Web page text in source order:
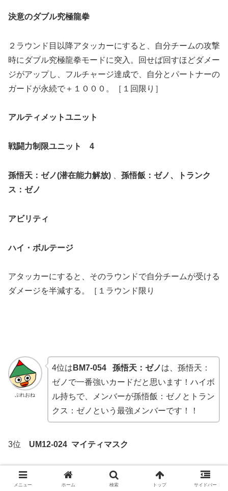
決意のダブル究極龍拳
２ラウンド目以降アタッカーにすると、自分チームの攻撃
時にダブル究極龍拳モードに突入。回せば回すほどダメー
ジがアップし、フルチャージ達成で、自分とパートナーの
ガードが永続で＋１０００。［１回限り］
アルティメットユニット
戦闘力制限ユニット 4
孫悟天：ゼノ(潜在能力解放)
孫悟飯：ゼノ、トランク
ス：ゼノ
アビリティ
ハイ・ボルテージ
アタッカーにすると、そのラウンドで自分チームが受ける
ダメージを半減する。［１ラウンド限り
ぷれおね
4位は BM7-054 孫悟天：ゼノは、孫悟天：
ゼノで一番強いカードだと思います！ハイボ
ル持ちで、メンバーが孫悟飯：ゼノとトラン
クス：ゼノという最強メンバーです！！
3位 UM12-024 マイティマスク
メニュー ホーム 検索 トップ サイドバー